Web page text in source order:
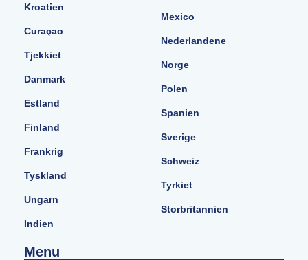
Kroatien
Curaçao
Tjekkiet
Danmark
Estland
Finland
Frankrig
Tyskland
Ungarn
Indien
Mexico
Nederlandene
Norge
Polen
Spanien
Sverige
Schweiz
Tyrkiet
Storbritannien
Menu